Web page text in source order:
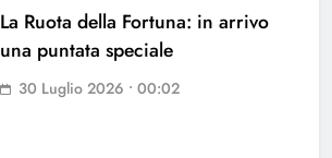
La Ruota della Fortuna: in arrivo
una puntata speciale
30 Luglio 2026 • 00:02